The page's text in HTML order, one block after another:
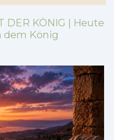
DER KÖNIG | Heute
dem König